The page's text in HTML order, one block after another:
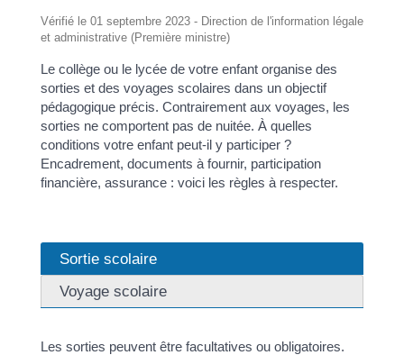
Vérifié le 01 septembre 2023 - Direction de l'information légale
et administrative (Première ministre)
Le collège ou le lycée de votre enfant organise des
sorties et des voyages scolaires dans un objectif
pédagogique précis. Contrairement aux voyages, les
sorties ne comportent pas de nuitée. À quelles
conditions votre enfant peut-il y participer ?
Encadrement, documents à fournir, participation
financière, assurance : voici les règles à respecter.
Sortie scolaire
Voyage scolaire
Les sorties peuvent être facultatives ou obligatoires.